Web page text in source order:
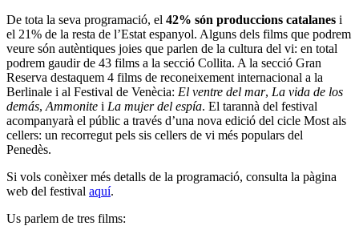
De tota la seva programació, el 42% són produccions catalanes i
el 21% de la resta de l’Estat espanyol. Alguns dels films que podrem
veure són autèntiques joies que parlen de la cultura del vi: en total
podrem gaudir de 43 films a la secció Collita. A la secció Gran
Reserva destaquem 4 films de reconeixement internacional a la
Berlinale i al Festival de Venècia: El ventre del mar, La vida de los
demás, Ammonite i La mujer del espía. El tarannà del festival
acompanyarà el públic a través d’una nova edició del cicle Most als
cellers: un recorregut pels sis cellers de vi més populars del
Penedès.
Si vols conèixer més detalls de la programació, consulta la pàgina
web del festival aquí.
Us parlem de tres films: